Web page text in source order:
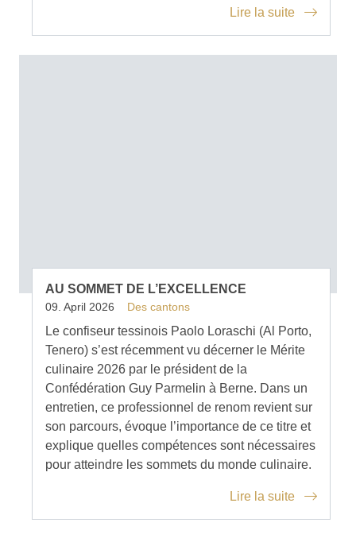
Lire la suite
AU SOMMET DE L’EXCELLENCE
09. April 2026 Des cantons
Le confiseur tessinois Paolo Loraschi (Al Porto,
Tenero) s’est récemment vu décerner le Mérite
culinaire 2026 par le président de la
Confédération Guy Parmelin à Berne. Dans un
entretien, ce professionnel de renom revient sur
son parcours, évoque l’importance de ce titre et
explique quelles compétences sont nécessaires
pour atteindre les sommets du monde culinaire.
Lire la suite